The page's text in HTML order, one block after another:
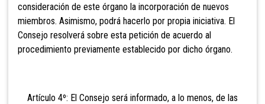
consideración de este órgano la incorporación de nuevos
miembros. Asimismo, podrá hacerlo por propia iniciativa. El
Consejo resolverá sobre esta petición de acuerdo al
procedimiento previamente establecido por dicho órgano.
Artículo 4º: El Consejo será informado, a lo menos, de las